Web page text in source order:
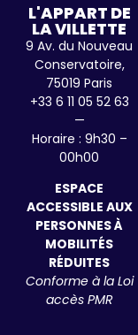
L'APPART DE
LA VILLETTE
9 Av. du Nouveau
Conservatoire,
75019 Paris
+33 6 11 05 52 63
—
Horaire : 9h30 –
00h00
ESPACE
ACCESSIBLE AUX
PERSONNES À
MOBILITÉS
RÉDUITES
Conforme à la Loi
accès PMR